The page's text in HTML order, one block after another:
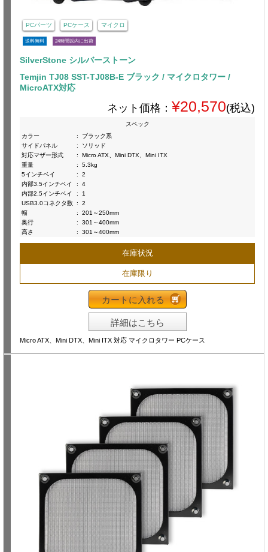
PCパーツ PCケース マイクロ
送料無料 24時間以内に出荷
SilverStone シルバーストーン
Temjin TJ08 SST-TJ08B-E ブラック / マイクロタワー /
MicroATX対応
ネット価格： ¥20,570(税込)
スペック
カラー
:
ブラック系
サイドパネル
:
ソリッド
対応マザー形式
:
Micro ATX、Mini DTX、Mini ITX
重量
:
5.3kg
5インチベイ
:
2
内部3.5インチベイ
:
4
内部2.5インチベイ
:
1
USB3.0コネクタ数 :
2
幅
:
201～250mm
奥行
:
301～400mm
高さ
: 301～400mm
在庫状況
在庫限り
カートに入れる
詳細はこちら
Micro ATX、Mini DTX、Mini ITX 対応 マイクロタワー PCケース